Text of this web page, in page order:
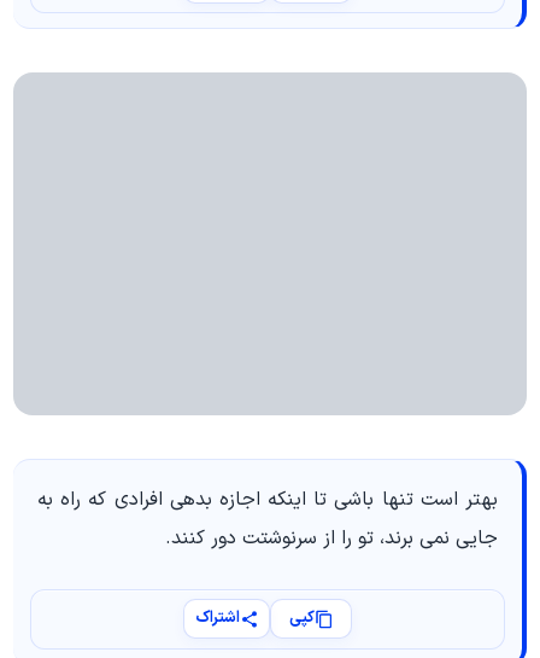
بهتر است تنها باشی تا اینکه اجازه بدهی افرادی که راه به
جایی نمی برند، تو را از سرنوشتت دور کنند.
کپی اشتراک